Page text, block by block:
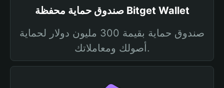
صندوق حماية محفظة Bitget Wallet
صندوق حماية بقيمة 300 مليون دولار لحماية
أصولك ومعاملاتك.